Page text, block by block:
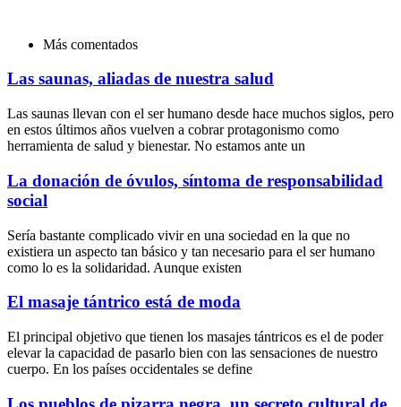
Más comentados
Las saunas, aliadas de nuestra salud
Las saunas llevan con el ser humano desde hace muchos siglos, pero
en estos últimos años vuelven a cobrar protagonismo como
herramienta de salud y bienestar. No estamos ante un
La donación de óvulos, síntoma de responsabilidad
social
Sería bastante complicado vivir en una sociedad en la que no
existiera un aspecto tan básico y tan necesario para el ser humano
como lo es la solidaridad. Aunque existen
El masaje tántrico está de moda
El principal objetivo que tienen los masajes tántricos es el de poder
elevar la capacidad de pasarlo bien con las sensaciones de nuestro
cuerpo. En los países occidentales se define